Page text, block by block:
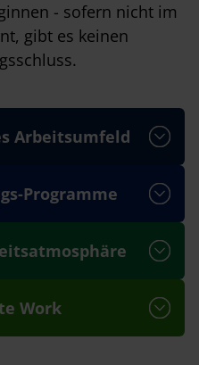
- sofern nicht im
gibt es keinen
Arbeitsumfeld
Programme
Work